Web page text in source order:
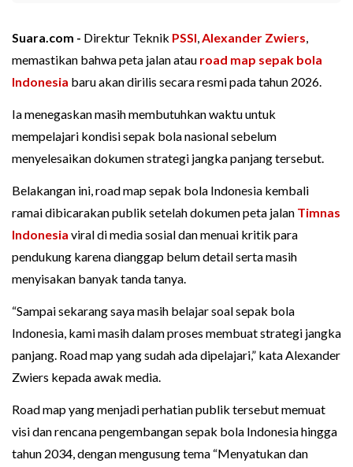
Suara.com - Direktur Teknik PSSI,Alexander Zwiers,
memastikan bahwa peta jalan atau road map sepak bola
Indonesia baru akan dirilis secara resmi pada tahun 2026.
Ia menegaskan masih membutuhkan waktu untuk
mempelajari kondisi sepak bola nasional sebelum
menyelesaikan dokumen strategi jangka panjang tersebut.
Belakangan ini, road map sepak bola Indonesia kembali
ramai dibicarakan publik setelah dokumen peta jalan Timnas
Indonesia viral di media sosial dan menuai kritik para
pendukung karena dianggap belum detail serta masih
menyisakan banyak tanda tanya.
“Sampai sekarang saya masih belajar soal sepak bola
Indonesia, kami masih dalam proses membuat strategi jangka
panjang. Road map yang sudah ada dipelajari,” kata Alexander
Zwiers kepada awak media.
Road map yang menjadi perhatian publik tersebut memuat
visi dan rencana pengembangan sepak bola Indonesia hingga
tahun 2034, dengan mengusung tema “Menyatukan dan